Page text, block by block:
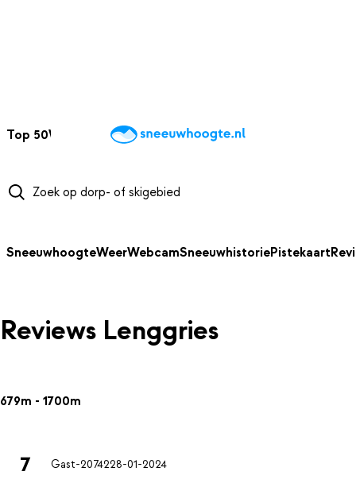
Top 50Webcams WintersportweerKaarten
SneeuwhoogteWeerWebcamSneeuwhistoriePistekaart
Reviews Lenggries
679m - 1700m
7 Gast-2074228-01-2024